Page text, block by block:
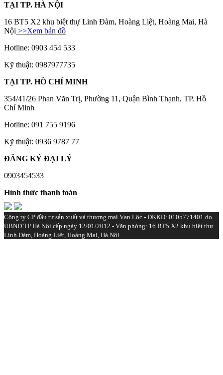
TẠI TP. HÀ NỘI
16 BT5 X2 khu biệt thự Linh Đàm, Hoàng Liệt, Hoàng Mai, Hà
Nội >>Xem bản đồ
Hotline: 0903 454 533
Kỹ thuật: 0987977735
TẠI TP. HỒ CHÍ MINH
354/41/26 Phan Văn Trị, Phường 11, Quận Bình Thạnh, TP. Hồ
Chí Minh
Hotline: 091 755 9196
Kỹ thuật: 0936 9787 77
ĐĂNG KÝ ĐẠI LÝ
0903454533‬
Hình thức thanh toán
Công ty CP đầu tư sản xuất và thương mại Vạn Lộc - ĐKKD: 0105771401 do
UBND TP Hà Nội cấp ngày 12/01/2012 - Văn phòng: 16 BT5 X2 khu biệt thự
Linh Đàm, Hoàng Liệt, Hoàng Mai, Hà Nội